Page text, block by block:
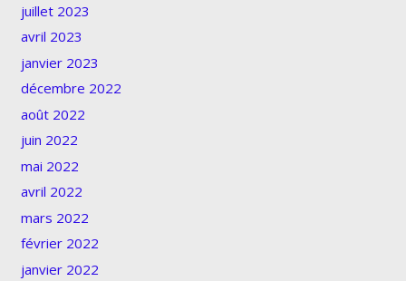
juillet 2023
avril 2023
janvier 2023
décembre 2022
août 2022
juin 2022
mai 2022
avril 2022
mars 2022
février 2022
janvier 2022